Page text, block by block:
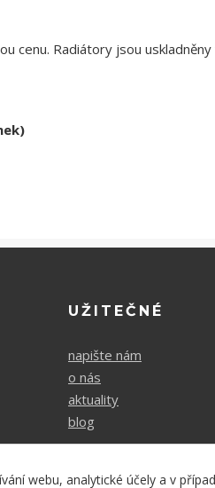
cenu. Radiátory jsou uskladněny
UŽITEČNÉ
napište nám
o nás
aktuality
blog
webu, analytické účely a v